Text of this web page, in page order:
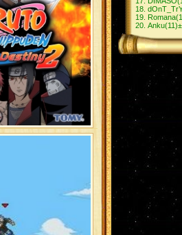
Romana
Anku(11)±